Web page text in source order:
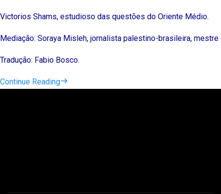
Victorios Shams, estudioso das questões do Oriente Médio.
Mediação: Soraya Misleh, jornalista palestino-brasileira,
Tradução: Fabio Bosco.
Continue Reading